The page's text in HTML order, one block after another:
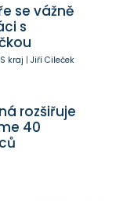
se vážně
s
kraj | Jiří Cileček
rozšiřuje
40